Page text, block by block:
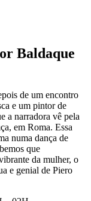
Baldaque
de um encontro
e um pintor de
a narradora vê pela
em Roma. Essa
numa dança de
que
da mulher, o
e genial de Piero